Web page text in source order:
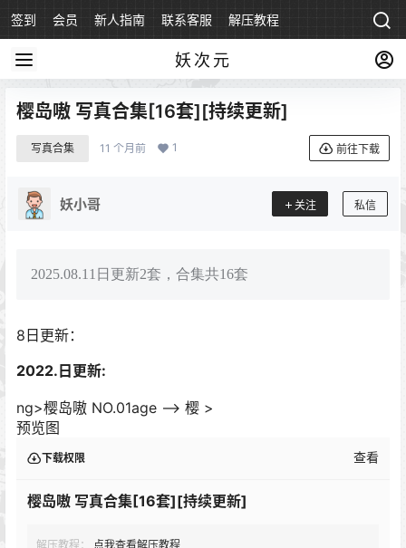
签到 会员 新人指南 联系客服 解压教程
妖次元
樱岛嗷 写真合集[16套][持续更新]
写真合集 11 个月前 1 前往下载
妖小哥 关注 私信
2025.08.11日更新2套，合集共16套
8日更新：
2022.日更新:
ng>樱岛嗷 NO.01age –> 樱 >
预览图
下载权限 查看
樱岛嗷 写真合集[16套][持续更新]
解压教程：
点我查看解压教程